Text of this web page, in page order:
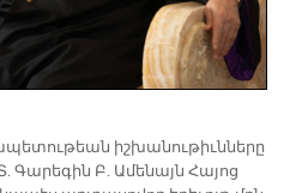
իշխանութիւնները
Գարեգին Բ. Ամենայն Հայոց